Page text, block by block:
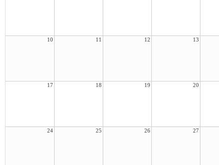
10 11 12 13
17 18 19 20
24 25 26 27